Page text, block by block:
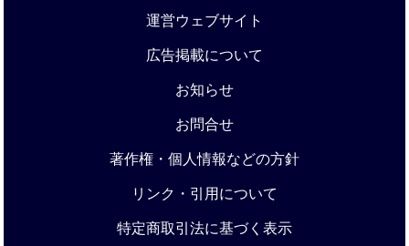
運営ウェブサイト
広告掲載について
お知らせ
お問合せ
著作権・個人情報などの方針
リンク・引用について
特定商取引法に基づく表示